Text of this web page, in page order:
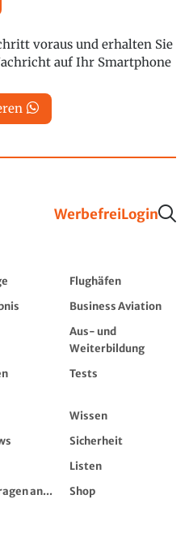
voraus und erhalten Sie
auf Ihr Smartphone
WerbefreiLogin
Flughäfen
Business Aviation
Aus- und
Weiterbildung
Tests
Wissen
Sicherheit
Listen
an...
Shop